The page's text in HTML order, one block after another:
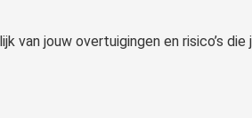
jouw overtuigingen en risico’s